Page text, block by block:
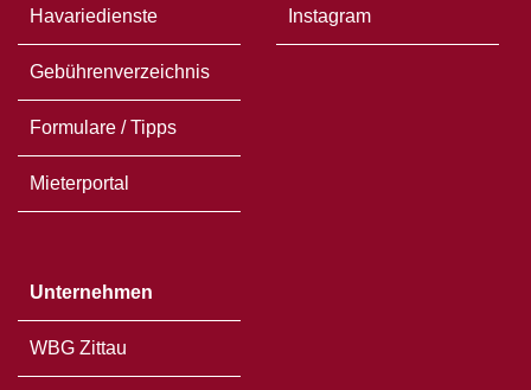
Unternehmen
WBG Zittau
Havariedienste
Gebührenverzeichnis
Formulare / Tipps
Mieterportal
Instagram